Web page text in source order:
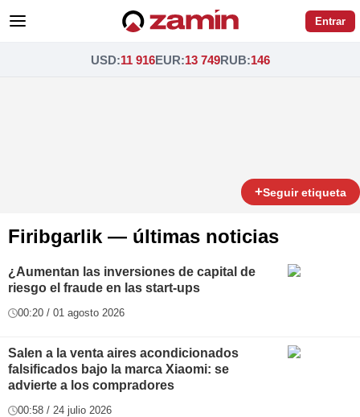
Entrar
USD:11 916EUR:13 749RUB:146
+Seguir etiqueta
Firibgarlik — últimas noticias
¿Aumentan las inversiones de capital de
riesgo el fraude en las start-ups
00:20 / 01 agosto 2026
Salen a la venta aires acondicionados
falsificados bajo la marca Xiaomi: se
advierte a los compradores
00:58 / 24 julio 2026